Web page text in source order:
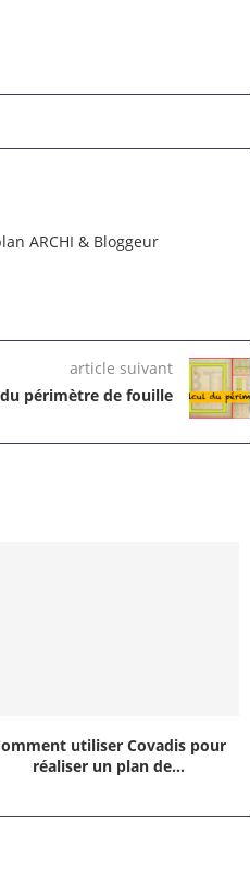
ARCHI & Bloggeur
article suivant
périmètre de fouille
utiliser Covadis pour
réaliser un plan de...